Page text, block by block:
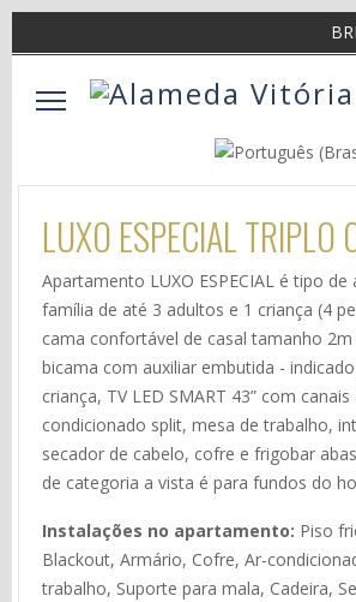
LUXO ESPECIAL TRIPLO
Apartamento LUXO ESPECIAL é tipo
família de até 3 adultos e 1 criança (4
cama confortável de casal tamanho
bicama com auxiliar embutida -
criança, TV LED SMART 43” com
condicionado split, mesa de trabalho,
secador de cabelo, cofre e frigobar
de categoria a vista é para fundos do
Instalações no apartamento: Piso
Blackout, Armário, Cofre, Ar-
trabalho, Suporte para mala, Cadeira,